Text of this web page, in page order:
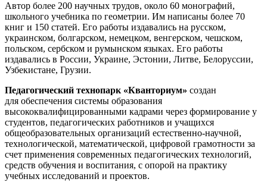
Автор более 200 научных трудов, около 60 монографий,
школьного учебника по геометрии. Им написаны более 70
книг и 150 статей. Его работы издавались на русском,
украинском, болгарском, немецком, венгерском, чешском,
польском, сербском и румынском языках. Его работы
издавались в России, Украине, Эстонии, Литве, Белоруссии,
Узбекистане, Грузии.
Педагогический технопарк «Кванториум» создан
для обеспечения системы образования
высококвалифицированными кадрами через формирование у
студентов, педагогических работников и учащихся
общеобразовательных организаций естественно-научной,
технологической, математической, цифровой грамотности за
счет применения современных педагогических технологий,
средств обучения и воспитания, с опорой на практику
учебных исследований и проектов.